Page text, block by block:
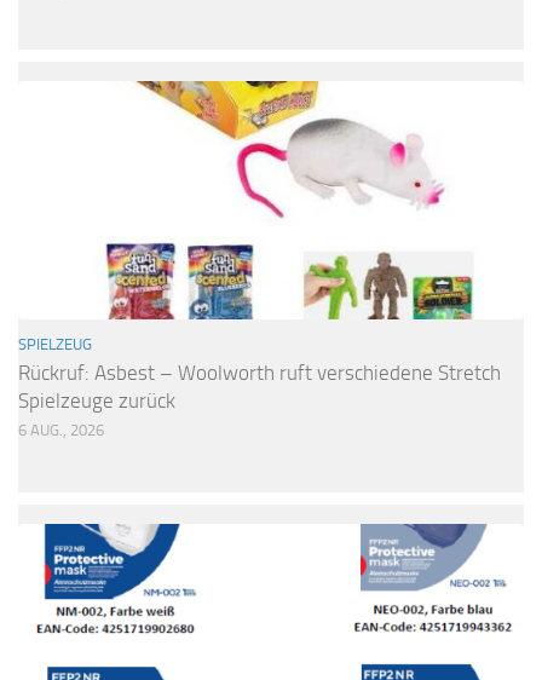
SPIELZEUG
Rückruf: Asbest – Woolworth ruft verschiedene Stretch
Spielzeuge zurück
6 AUG., 2026